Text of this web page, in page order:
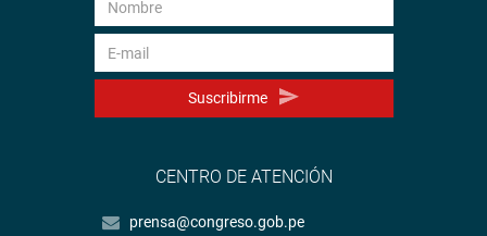
Suscribirme
CENTRO DE ATENCIÓN
prensa@congreso.gob.pe